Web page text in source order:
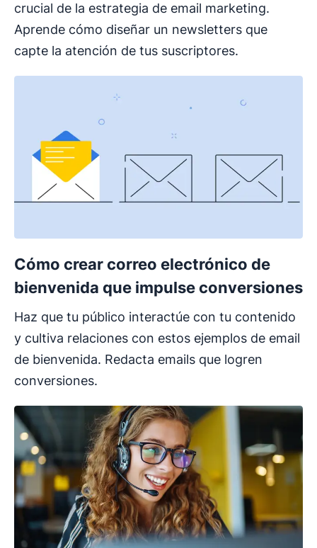
crucial de la estrategia de email marketing.
Aprende cómo diseñar un newsletters que
capte la atención de tus suscriptores.
Cómo crear correo electrónico de
bienvenida que impulse conversiones
Haz que tu público interactúe con tu contenido
y cultiva relaciones con estos ejemplos de email
de bienvenida. Redacta emails que logren
conversiones.